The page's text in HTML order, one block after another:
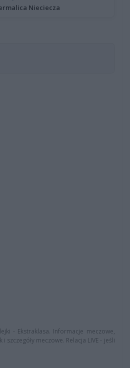
Nieciecza
- Ekstraklasa. Informacje meczowe,
meczowe. Relacja LIVE - jeśli